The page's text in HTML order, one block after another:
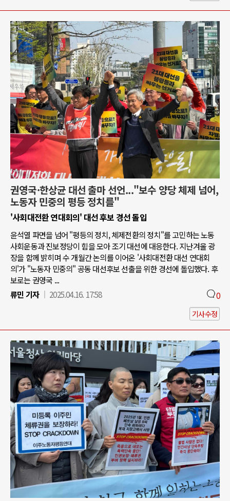
권영국·한상균 대선 출마 선언..."보수 양당 체제 넘어,
노동자 민중의 평등 정치를"
'사회대전환 연대회의' 대선 후보 경선 돌입
윤석열 파면을 넘어 "평등의 정치, 체제전환의 정치"를 고민하는 노동
사회운동과 진보정당이 힘을 모아 조기 대선에 대응한다. 지난겨울 광
장을 함께 밝히며 수 개월간 논의를 이어온 '사회대전환 대선 연대회
의'가 "노동자 민중의" 공동 대선후보 선출을 위한 경선에 돌입했다. 후
보로는 권영국 ...
류민 기자
2025.04.16. 17:58 0
기사수정